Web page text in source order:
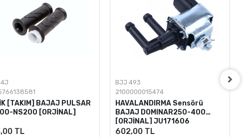
[TAKIM] BAJAJ PULSAR
NS200 [ORJİNAL]
TL
BJJ 493
2100000015474
HAVALANDIRMA Sensörü
BAJAJ DOMINAR250-400
[ORJİNAL] JU171606
602,00 TL